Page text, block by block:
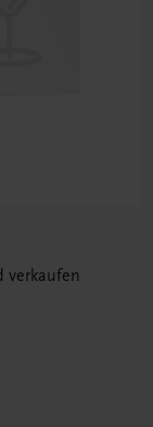
verkaufen